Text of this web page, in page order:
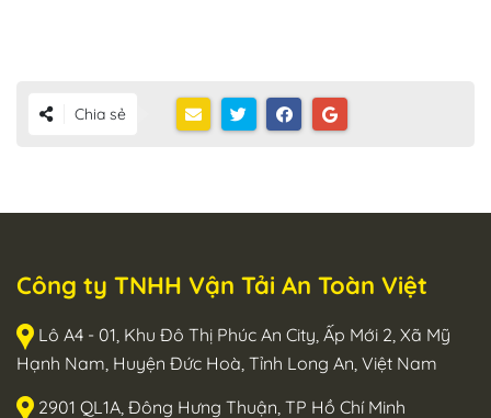
Chia sẻ
Công ty TNHH Vận Tải An Toàn Việt
Lô A4 - 01, Khu Đô Thị Phúc An City, Ấp Mới 2, Xã Mỹ
Hạnh Nam, Huyện Đức Hoà, Tỉnh Long An, Việt Nam
2901 QL1A, Đông Hưng Thuận, TP Hồ Chí Minh